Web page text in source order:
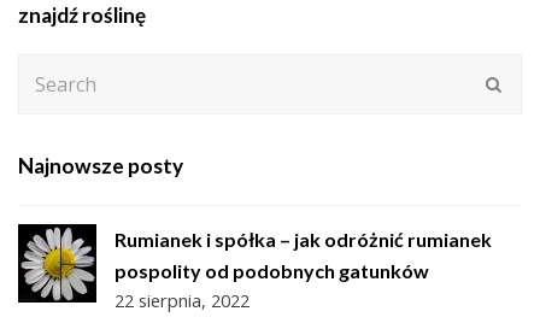
znajdź roślinę
Najnowsze posty
Rumianek i spółka – jak odróżnić rumianek
pospolity od podobnych gatunków
22 sierpnia, 2022